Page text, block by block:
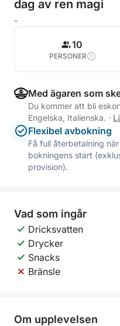
dag av ren magi
-
10
PERSONER
Med ägaren som
Du kommer att bli
Engelska, Italienska. ·
Flexibel avbokning
Få full återbetalning
bokningens start
provision).
Vad som ingår
Dricksvatten
Drycker
Snacks
Bränsle
Om upplevelsen